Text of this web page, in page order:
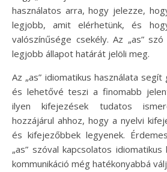
használatos arra, hogy jelezze,
legjobb, amit elérhetünk, és
valószínűsége csekély. Az „as”
legjobb állapot határát jelöli meg.
Az „as” idiomatikus használata
és lehetővé teszi a finomabb
ilyen kifejezések tudatos
hozzájárul ahhoz, hogy a nyelvi
és kifejezőbbek legyenek.
„as” szóval kapcsolatos
kommunikáció még hatékonyabbá